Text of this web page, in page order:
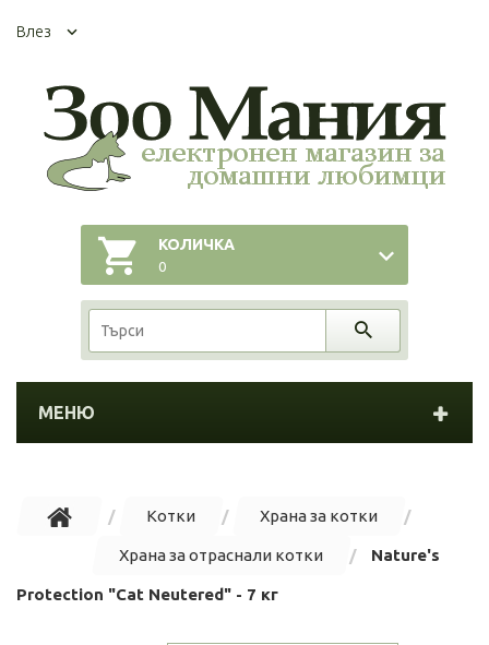
Влез
КОЛИЧКА
0
МЕНЮ
Котки Храна за котки
Храна за отраснали котки Nature's
Protection "Cat Neutered" - 7 кг